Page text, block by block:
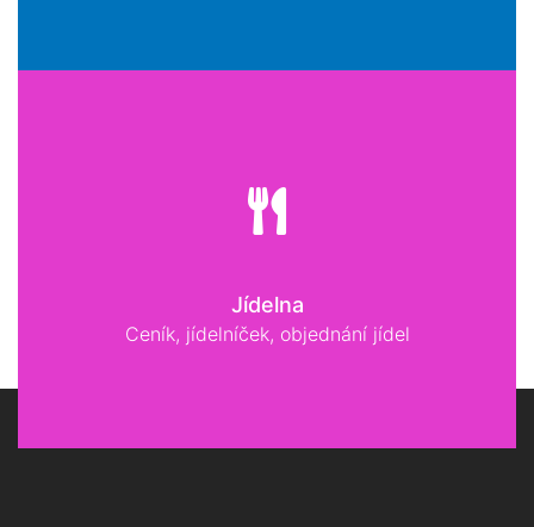
Jídelna
Ceník, jídelníček, objednání jídel